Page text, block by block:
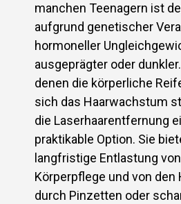
manchen Teenagern ist
aufgrund genetischer
hormoneller
ausgeprägter oder
denen die körperliche
sich das Haarwachstum
die Laserhaarentfernung
praktikable Option. Sie
langfristige Entlastung
Körperpflege und von den
durch Pinzetten oder